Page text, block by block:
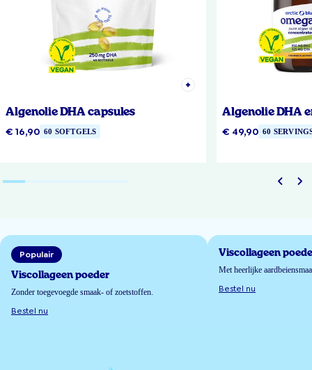
Algenolie DHA capsules
€ 16,90 60 SOFTGELS
Algenolie DHA
€ 49,90 60
Populair
Viscollageen poeder
Zonder toegevoegde smaak- of zoetstoffen.
Bestel nu
Viscollageen
Met heerlijke
Bestel nu